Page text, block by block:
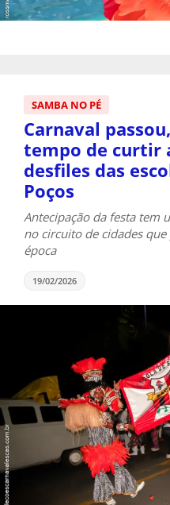
SAMBA NO PÉ
Carnaval
tempo de curtir
desfiles das
Poços
Antecipação da festa tem
no circuito de cidades
época
19/02/2026